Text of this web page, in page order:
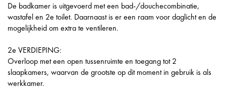
De badkamer is uitgevoerd met een bad-/douchecombinatie,
wastafel en 2e toilet. Daarnaast is er een raam voor daglicht en de
mogelijkheid om extra te ventileren.
2e VERDIEPING:
Overloop met een open tussenruimte en toegang tot 2
slaapkamers, waarvan de grootste op dit moment in gebruik is als
werkkamer.